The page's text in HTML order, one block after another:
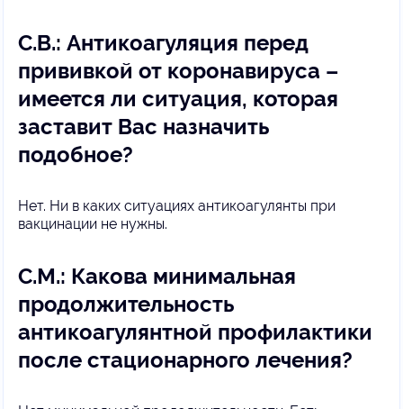
С.В.: Антикоагуляция перед
прививкой от коронавируса –
имеется ли ситуация, которая
заставит Вас назначить
подобное?
Нет. Ни в каких ситуациях антикоагулянты при
вакцинации не нужны.
С.М.: Какова минимальная
продолжительность
антикоагулянтной профилактики
после стационарного лечения?